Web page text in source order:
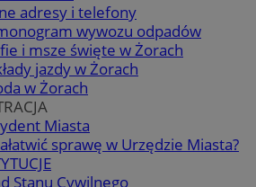
adresy i telefony
wywozu odpadów
i msze święte w Żorach
jazdy w Żorach
w Żorach
Miasta
sprawę w Urzędzie Miasta?
Stanu Cywilnego